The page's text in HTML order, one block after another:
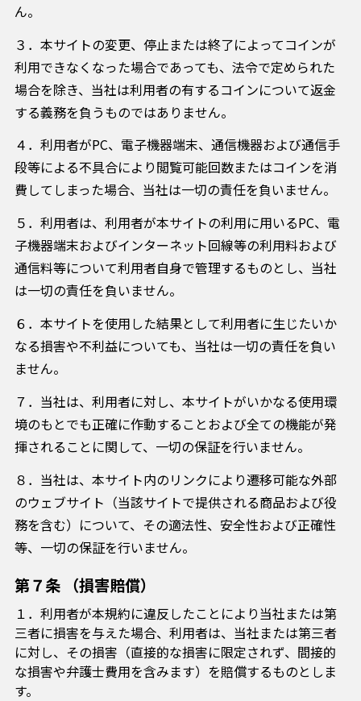
ん。
３．本サイトの変更、停止または終了によってコインが
利用できなくなった場合であっても、法令で定められた
場合を除き、当社は利用者の有するコインについて返金
する義務を負うものではありません。
４．利用者がPC、電子機器端末、通信機器および通信手
段等による不具合により閲覧可能回数またはコインを消
費してしまった場合、当社は一切の責任を負いません。
５．利用者は、利用者が本サイトの利用に用いるPC、電
子機器端末およびインターネット回線等の利用料および
通信料等について利用者自身で管理するものとし、当社
は一切の責任を負いません。
６．本サイトを使用した結果として利用者に生じたいか
なる損害や不利益についても、当社は一切の責任を負い
ません。
７．当社は、利用者に対し、本サイトがいかなる使用環
境のもとでも正確に作動することおよび全ての機能が発
揮されることに関して、一切の保証を行いません。
８．当社は、本サイト内のリンクにより遷移可能な外部
のウェブサイト（当該サイトで提供される商品および役
務を含む）について、その適法性、安全性および正確性
等、一切の保証を行いません。
第７条 （損害賠償）
１．利用者が本規約に違反したことにより当社または第
三者に損害を与えた場合、利用者は、当社または第三者
に対し、その損害（直接的な損害に限定されず、間接的
な損害や弁護士費用を含みます）を賠償するものとしま
す。